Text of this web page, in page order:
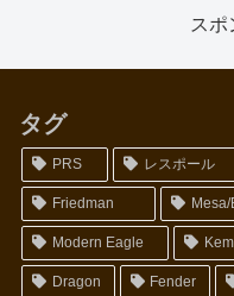
スポ
タグ
PRS レスポール
Friedman
Modern Eagle
Dragon Fender